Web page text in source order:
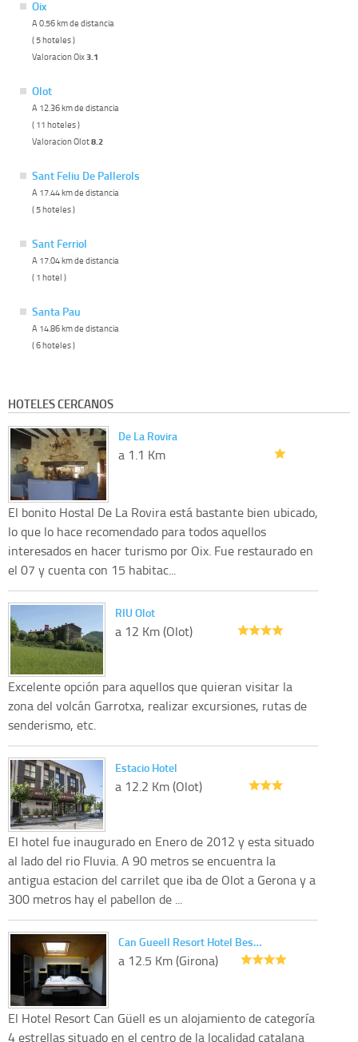
Oix
A 0.56 km de distancia
( 5 hoteles )
Valoracion Oix3.1
Olot
A 12.36 km de distancia
( 11 hoteles )
Valoracion Olot8.2
Sant Feliu De Pallerols
A 17.44 km de distancia
( 5 hoteles )
Sant Ferriol
A 17.04 km de distancia
( 1 hotel )
Santa Pau
A 14.86 km de distancia
( 6 hoteles )
HOTELES CERCANOS
De La Rovira
a 1.1 Km
El bonito Hostal De La Rovira está bastante bien ubicado,
lo que lo hace recomendado para todos aquellos
interesados en hacer turismo por Oix. Fue restaurado en
el 07 y cuenta con 15 habitac...
RIU Olot
a 12 Km (Olot)
Excelente opción para aquellos que quieran visitar la
zona del volcán Garrotxa, realizar excursiones, rutas de
senderismo, etc.
Estacio Hotel
a 12.2 Km (Olot)
El hotel fue inaugurado en Enero de 2012 y esta situado
al lado del rio Fluvia. A 90 metros se encuentra la
antigua estacion del carrilet que iba de Olot a Gerona y a
300 metros hay el pabellon de ...
Can Gueell Resort Hotel Bes…
a 12.5 Km (Girona)
El Hotel Resort Can Güell es un alojamiento de categoría
4 estrellas situado en el centro de la localidad catalana